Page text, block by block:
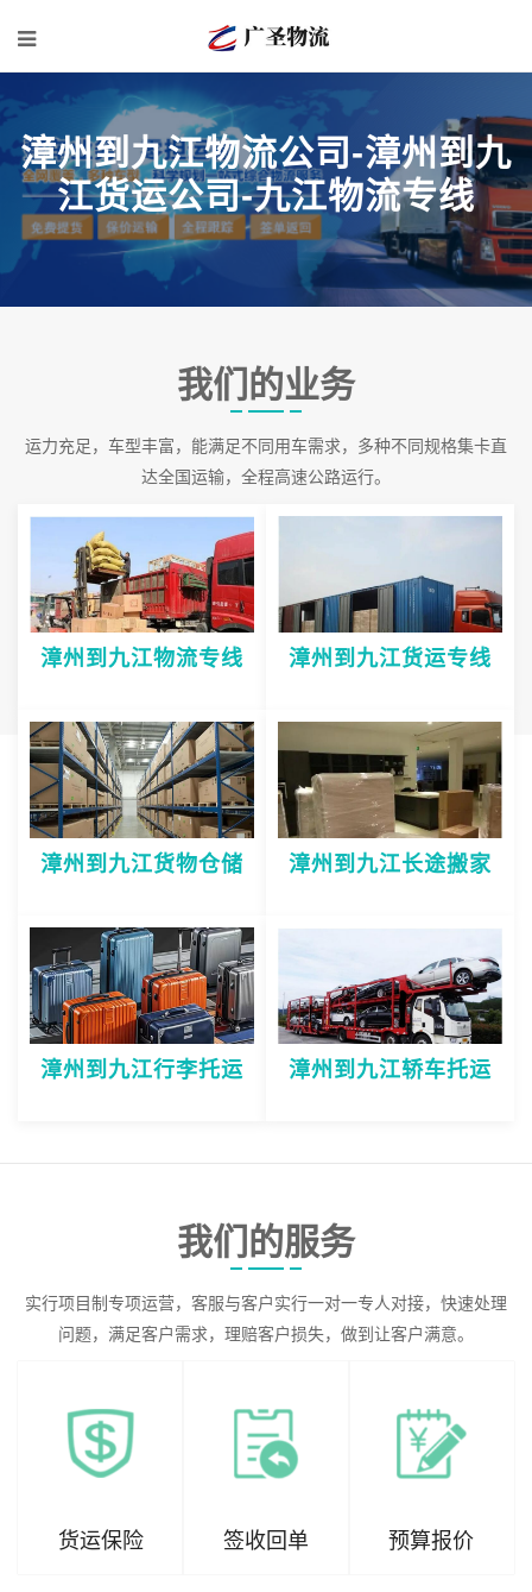
漳州到九江物流公司-漳州到九
江货运公司-九江物流专线
我们的业务
运力充足，车型丰富，能满足不同用车需求，多种不同规格集卡直
达全国运输，全程高速公路运行。
漳州到九江物流专线 漳州到九江货运专线
漳州到九江货物仓储 漳州到九江长途搬家
漳州到九江行李托运 漳州到九江轿车托运
我们的服务
实行项目制专项运营，客服与客户实行一对一专人对接，快速处理
问题，满足客户需求，理赔客户损失，做到让客户满意。
货运保险 签收回单 预算报价